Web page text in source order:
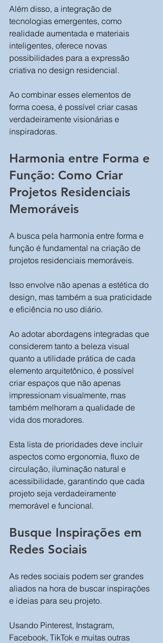
Além disso, a integração de
tecnologias emergentes, como
realidade aumentada e materiais
inteligentes, oferece novas
possibilidades para a expressão
criativa no design residencial.
Ao combinar esses elementos de
forma coesa, é possível criar casas
verdadeiramente visionárias e
inspiradoras.
Harmonia entre Forma e
Função: Como Criar
Projetos Residenciais
Memoráveis
A busca pela harmonia entre forma e
função é fundamental na criação de
projetos residenciais memoráveis.
Isso envolve não apenas a estética do
design, mas também a sua praticidade
e eficiência no uso diário.
Ao adotar abordagens integradas que
considerem tanto a beleza visual
quanto a utilidade prática de cada
elemento arquitetônico, é possível
criar espaços que não apenas
impressionam visualmente, mas
também melhoram a qualidade de
vida dos moradores.
Esta lista de prioridades deve incluir
aspectos como ergonomia, fluxo de
circulação, iluminação natural e
acessibilidade, garantindo que cada
projeto seja verdadeiramente
memorável e funcional.
Busque Inspirações em
Redes Sociais
As redes sociais podem ser grandes
aliados na hora de buscar inspirações
e ideias para seu projeto.
Usando Pinterest, Instagram,
Facebook, TikTok e muitas outras